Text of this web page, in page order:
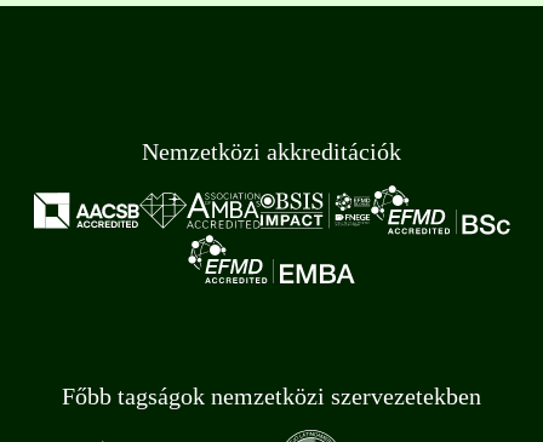
Nemzetközi akkreditációk
Főbb tagságok nemzetközi szervezetekben